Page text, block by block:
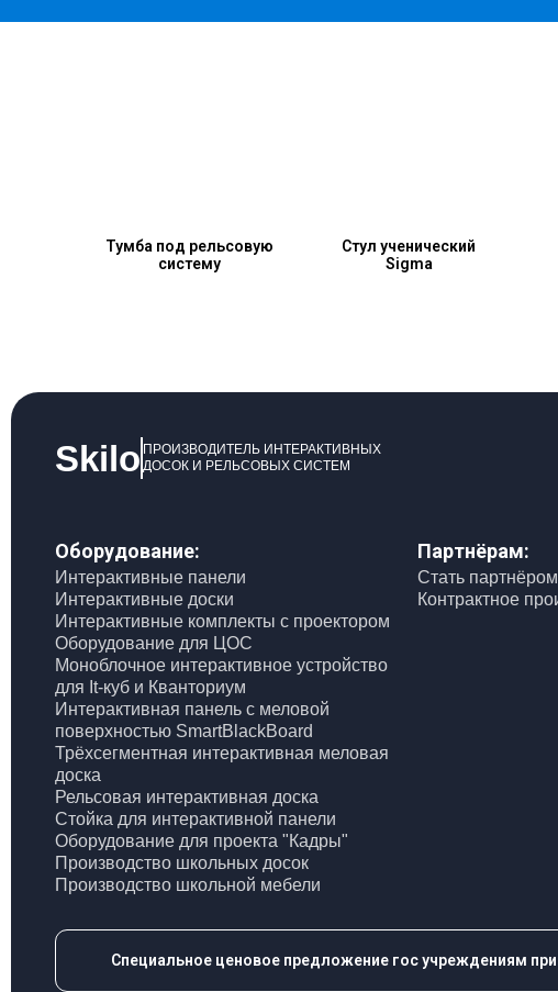
Тумба под рельсовую
систему
Стул ученический
Sigma
Skilo ПРОИЗВОДИТЕЛЬ ИНТЕРАКТИВНЫХ
ДОСОК И РЕЛЬСОВЫХ СИСТЕМ
Оборудование:
Интерактивные панели
Интерактивные доски
Интерактивные комплекты с проектором
Оборудование для ЦОС
Моноблочное интерактивное устройство
для It-куб и Кванториум
Интерактивная панель с меловой
поверхностью SmartBlackBoard
Трёхсегментная интерактивная меловая
доска
Рельсовая интерактивная доска
Стойка для интерактивной панели
Оборудование для проекта "Кадры"
Производство школьных досок
Производство школьной мебели
Партнёрам:
Стать партнёром
Контрактное
Специальное ценовое предложение гос учреждениям